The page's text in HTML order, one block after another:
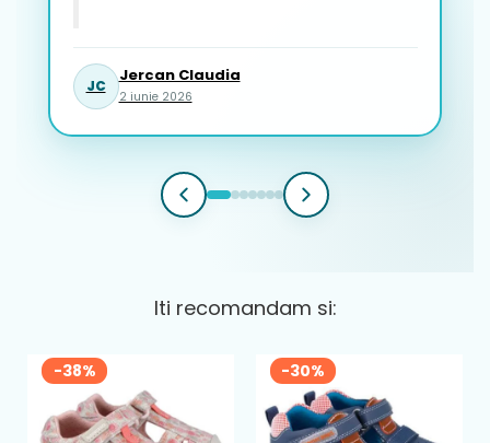
JC
Jercan Claudia
2 iunie 2026
Iti recomandam si:
-38% -30%